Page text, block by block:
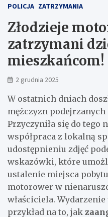
POLICJA ZATRZYMANIA
Złodzieje
zatrzymani
mieszkańcom!
2 grudnia 2025
W ostatnich dniach
mężczyzn
Przyczyniła się do tego
współpraca z lokalną
udostępnieniu zdjęć
wskazówki, które
ustalenie miejsca
motorower w
właściciela.
przykład na to, jak